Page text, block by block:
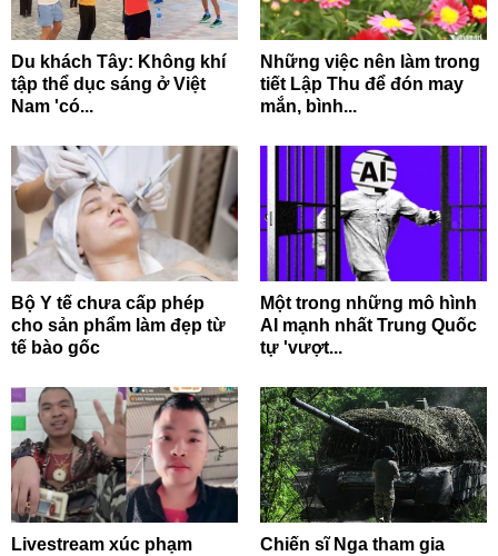
Du khách Tây: Không khí
tập thể dục sáng ở Việt
Nam 'có...
Những việc nên làm trong
tiết Lập Thu để đón may
mắn, bình...
Bộ Y tế chưa cấp phép
cho sản phẩm làm đẹp từ
tế bào gốc
Một trong những mô hình
AI mạnh nhất Trung Quốc
tự 'vượt...
Livestream xúc phạm
Chiến sĩ Nga tham gia